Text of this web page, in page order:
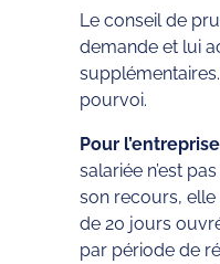
Le conseil de
demande et lui
pourvoi.
Pour l’entreprise
salariée n’est
son recours, elle
de 20 jours
par période de